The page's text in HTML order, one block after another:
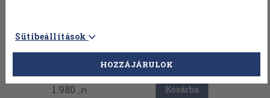
Vissza az előző oldalra
1.980 ,-Ft Kosárba
Sütibeállítások
HOZZÁJÁRULOK